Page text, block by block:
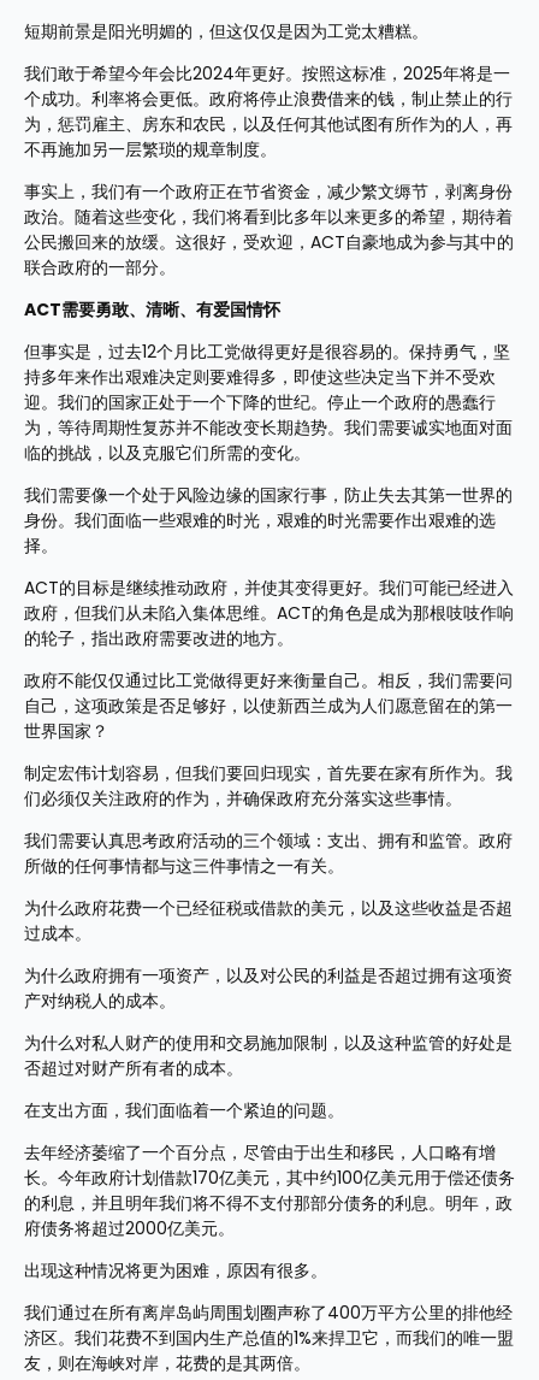
短期前景是阳光明媚的，但这仅仅是因为工党太糟糕。
我们敢于希望今年会比2024年更好。按照这标准，2025年将是一
个成功。利率将会更低。政府将停止浪费借来的钱，制止禁止的行
为，惩罚雇主、房东和农民，以及任何其他试图有所作为的人，再
不再施加另一层繁琐的规章制度。
事实上，我们有一个政府正在节省资金，减少繁文缛节，剥离身份
政治。随着这些变化，我们将看到比多年以来更多的希望，期待着
公民搬回来的放缓。这很好，受欢迎，ACT自豪地成为参与其中的
联合政府的一部分。
ACT需要勇敢、清晰、有爱国情怀
但事实是，过去12个月比工党做得更好是很容易的。保持勇气，坚
持多年来作出艰难决定则要难得多，即使这些决定当下并不受欢
迎。我们的国家正处于一个下降的世纪。停止一个政府的愚蠢行
为，等待周期性复苏并不能改变长期趋势。我们需要诚实地面对面
临的挑战，以及克服它们所需的变化。
我们需要像一个处于风险边缘的国家行事，防止失去其第一世界的
身份。我们面临一些艰难的时光，艰难的时光需要作出艰难的选
择。
ACT的目标是继续推动政府，并使其变得更好。我们可能已经进入
政府，但我们从未陷入集体思维。ACT的角色是成为那根吱吱作响
的轮子，指出政府需要改进的地方。
政府不能仅仅通过比工党做得更好来衡量自己。相反，我们需要问
自己，这项政策是否足够好，以使新西兰成为人们愿意留在的第一
世界国家？
制定宏伟计划容易，但我们要回归现实，首先要在家有所作为。我
们必须仅关注政府的作为，并确保政府充分落实这些事情。
我们需要认真思考政府活动的三个领域：支出、拥有和监管。政府
所做的任何事情都与这三件事情之一有关。
为什么政府花费一个已经征税或借款的美元，以及这些收益是否超
过成本。
为什么政府拥有一项资产，以及对公民的利益是否超过拥有这项资
产对纳税人的成本。
为什么对私人财产的使用和交易施加限制，以及这种监管的好处是
否超过对财产所有者的成本。
在支出方面，我们面临着一个紧迫的问题。
去年经济萎缩了一个百分点，尽管由于出生和移民，人口略有增
长。今年政府计划借款170亿美元，其中约100亿美元用于偿还债务
的利息，并且明年我们将不得不支付那部分债务的利息。明年，政
府债务将超过2000亿美元。
出现这种情况将更为困难，原因有很多。
我们通过在所有离岸岛屿周围划圈声称了400万平方公里的排他经
济区。我们花费不到国内生产总值的1%来捍卫它，而我们的唯一盟
友，则在海峡对岸，花费的是其两倍。